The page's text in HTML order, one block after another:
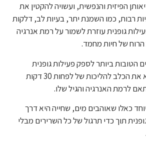
הפיזית והנפשית, ועשויה להקטין את
רבות, כמו השמנת יתר, בעיות לב, דלקות
גופנית עוזרת לשמור על רמת אנרגיה
של חיות מחמד.
הטובות ביותר לספק פעילות גופנית
לכלבים. מומלץ להוציא את הכלב להליכות של לפחות 30 דקות
לרמת האנרגיה והגיל שלו.
כאלו שאוהבים מים, שחייה היא דרך
תוך כדי תרגול של כל השרירים מבלי